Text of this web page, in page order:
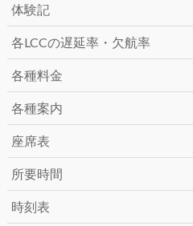
体験記
各LCCの遅延率・欠航率
各種料金
各種案内
座席表
所要時間
時刻表